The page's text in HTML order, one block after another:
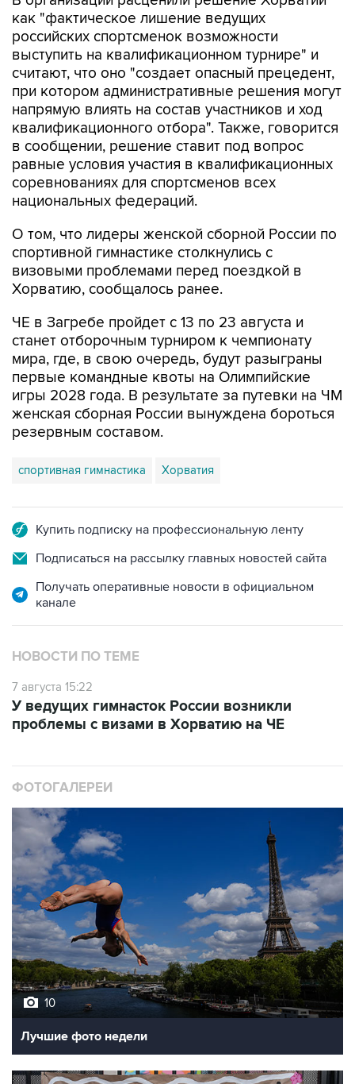
как "фактическое лишение ведущих
российских спортсменок возможности
выступить на квалификационном турнире" и
считают, что оно "создает опасный прецедент,
при котором административные решения могут
напрямую влиять на состав участников и ход
квалификационного отбора". Также, говорится
в сообщении, решение ставит под вопрос
равные условия участия в квалификационных
соревнованиях для спортсменов всех
национальных федераций.
О том, что лидеры женской сборной России по
спортивной гимнастике столкнулись с
визовыми проблемами перед поездкой в
Хорватию, сообщалось ранее.
ЧЕ в Загребе пройдет с 13 по 23 августа и
станет отборочным турниром к чемпионату
мира, где, в свою очередь, будут разыграны
первые командные квоты на Олимпийские
игры 2028 года. В результате за путевки на ЧМ
женская сборная России вынуждена бороться
резервным составом.
спортивная гимнастика Хорватия
Купить подписку на профессиональную ленту
Подписаться на рассылку главных новостей сайта
Получать оперативные новости в официальном
канале
НОВОСТИ ПО ТЕМЕ
7 августа 15:22
У ведущих гимнасток России возникли
проблемы с визами в Хорватию на ЧЕ
ФОТОГАЛЕРЕИ
10
Лучшие фото недели